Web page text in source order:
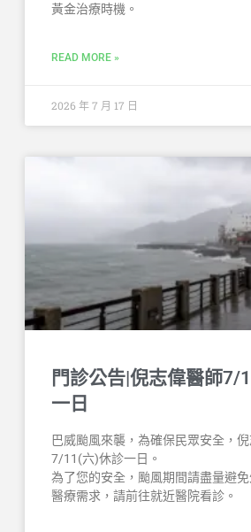
黃金治療時機。
READ MORE »
2026 年 7 月 17 日
門診公告|倪志偉醫師7/
一日
巴威颱風來襲，為確保民眾安全，
7/11(六)休診一日。
為了您的安全，颱風期間請盡量避
醫療需求，請前往就近醫院看診。